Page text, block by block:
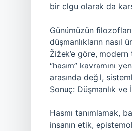
bir olgu olarak da
Günümüzün
düşmanlıkların nasıl
Žižek’e göre,
“hasım” kavramını
arasında değil,
Sonuç: Düşmanlık ve
Hasmı tanımlamak,
insanın etik,